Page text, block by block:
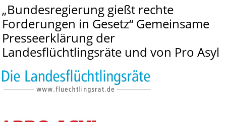
„Bundesregierung gießt rechte
Forderungen in Gesetz“ Gemeinsame
Presseerklärung der
Landesflüchtlingsräte und von Pro Asyl